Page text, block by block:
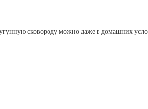
сковороду можно даже в домашних